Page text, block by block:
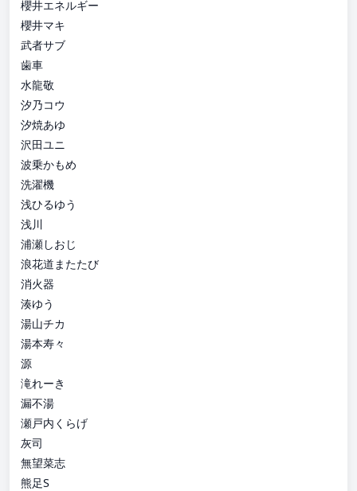
櫻井エネルギー
櫻井マキ
武者サブ
歯車
水龍敬
汐乃コウ
汐焼あゆ
沢田ユニ
波乗かもめ
洗濯機
浅ひるゆう
浅川
浦瀬しおじ
浪花道またたび
消火器
湊ゆう
湯山チカ
湯本寿々
源
滝れーき
漏不湯
瀬戸内くらげ
灰司
無望菜志
熊足S